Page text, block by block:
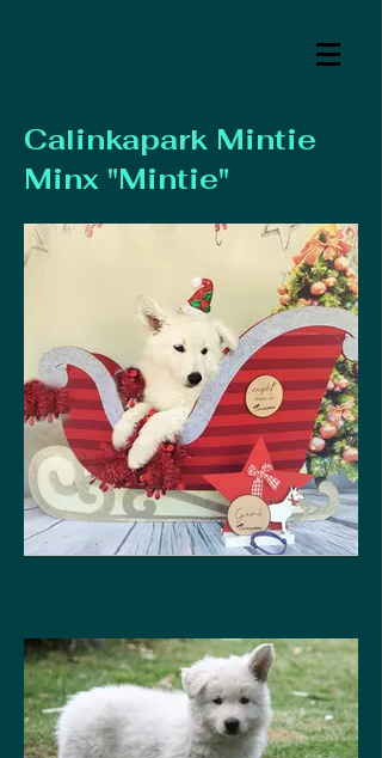
Calinkapark Mintie
Minx "Mintie"